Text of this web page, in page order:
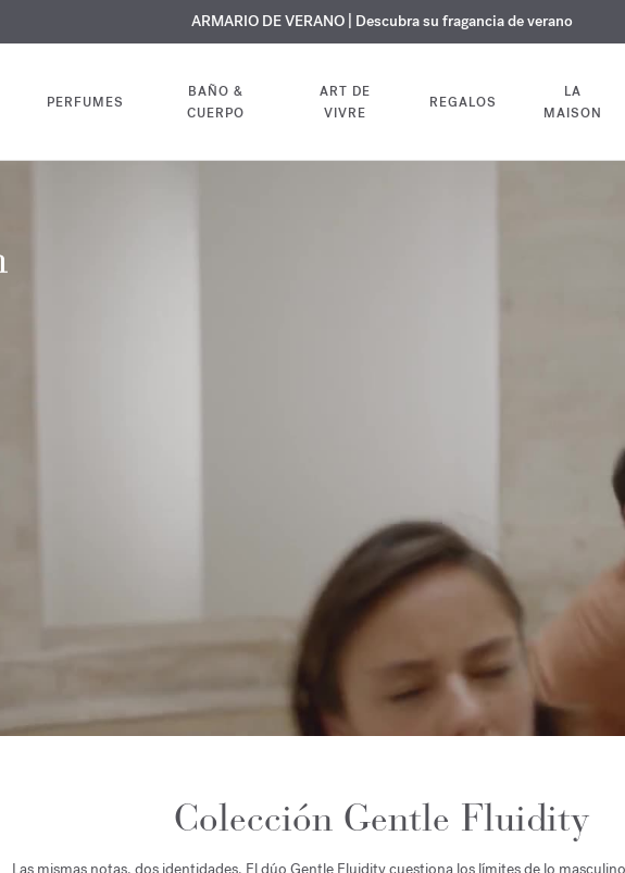
EXCLUSIVO | Descubra la nueva fragancia OUDvelvet mooden su
GRABADO GRATUITO | En todas las fragancias y aceites corporales hasta el 9
ARMARIO DE VERANO | Descubra su fragancia de verano
PERFUMES
BAÑO &
CUERPO
ART DE
VIVRE
REGALOS
LA
MAISON
Colección Gentle Fluidity